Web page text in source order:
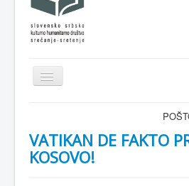
Isključi
navigaciju
VESTI
KULTURA
VATIKAN DE FAKTO
KOSOVO!